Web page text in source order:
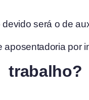
será o de
por